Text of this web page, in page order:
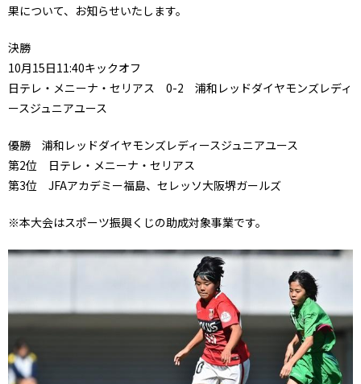
果について、お知らせいたします。
決勝
10月15日11:40キックオフ
日テレ・メニーナ・セリアス 0-2 浦和レッドダイヤモンズレディ
ースジュニアユース
優勝 浦和レッドダイヤモンズレディースジュニアユース
第2位 日テレ・メニーナ・セリアス
第3位 JFAアカデミー福島、セレッソ大阪堺ガールズ
※本大会はスポーツ振興くじの助成対象事業です。